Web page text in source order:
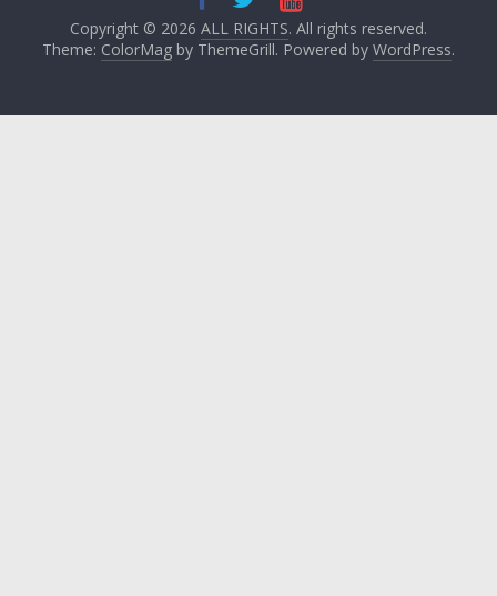
Copyright © 2026 ALL RIGHTS. All rights reserved.
Theme: ColorMagby ThemeGrill. Powered by WordPress.